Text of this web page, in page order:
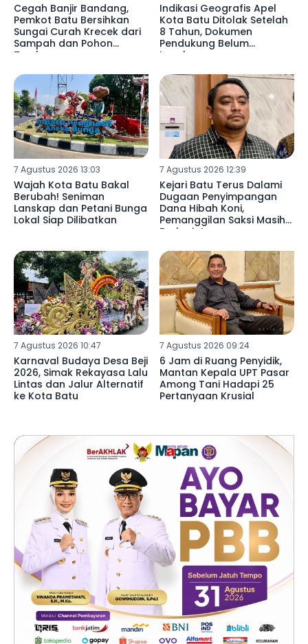
Cegah Banjir Bandang,
Pemkot Batu Bersihkan
Sungai Curah Krecek dari
Sampah dan Pohon
Tumbang
Indikasi Geografis Apel
Kota Batu Ditolak Setelah
8 Tahun, Dokumen
Pendukung Belum
Lengkap
7 Agustus 2026 13:03
Wajah Kota Batu Bakal
Berubah! Seniman
Lanskap dan Petani Bunga
Lokal Siap Dilibatkan
7 Agustus 2026 12:39
Kejari Batu Terus Dalami
Dugaan Penyimpangan
Dana Hibah Koni,
Pemanggilan Saksi Masih
Berlanjut
7 Agustus 2026 10:47
Karnaval Budaya Desa Beji
2026, Simak Rekayasa Lalu
Lintas dan Jalur Alternatif
ke Kota Batu
7 Agustus 2026 09:24
6 Jam di Ruang Penyidik,
Mantan Kepala UPT Pasar
Among Tani Hadapi 25
Pertanyaan Krusial